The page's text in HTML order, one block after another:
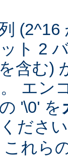
(2^16
ト 2
含む)
エン
'\0' を
くだ
これら